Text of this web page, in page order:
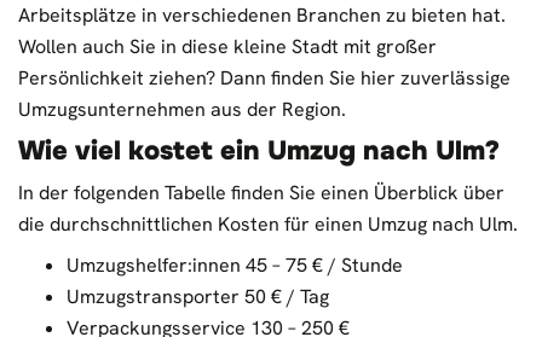
Arbeitsplätze in verschiedenen Branchen zu bieten hat.
Wollen auch Sie in diese kleine Stadt mit großer
Persönlichkeit ziehen? Dann finden Sie hier zuverlässige
Umzugsunternehmen aus der Region.
Wie viel kostet ein Umzug nach Ulm?
In der folgenden Tabelle finden Sie einen Überblick über
die durchschnittlichen Kosten für einen Umzug nach Ulm.
Umzugshelfer:innen 45 – 75 € / Stunde
Umzugstransporter 50 € / Tag
Verpackungsservice 130 – 250 €